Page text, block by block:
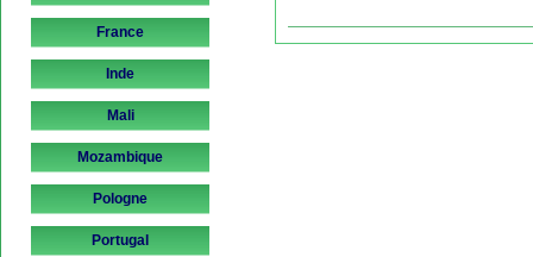
France
Inde
Mali
Mozambique
Pologne
Portugal